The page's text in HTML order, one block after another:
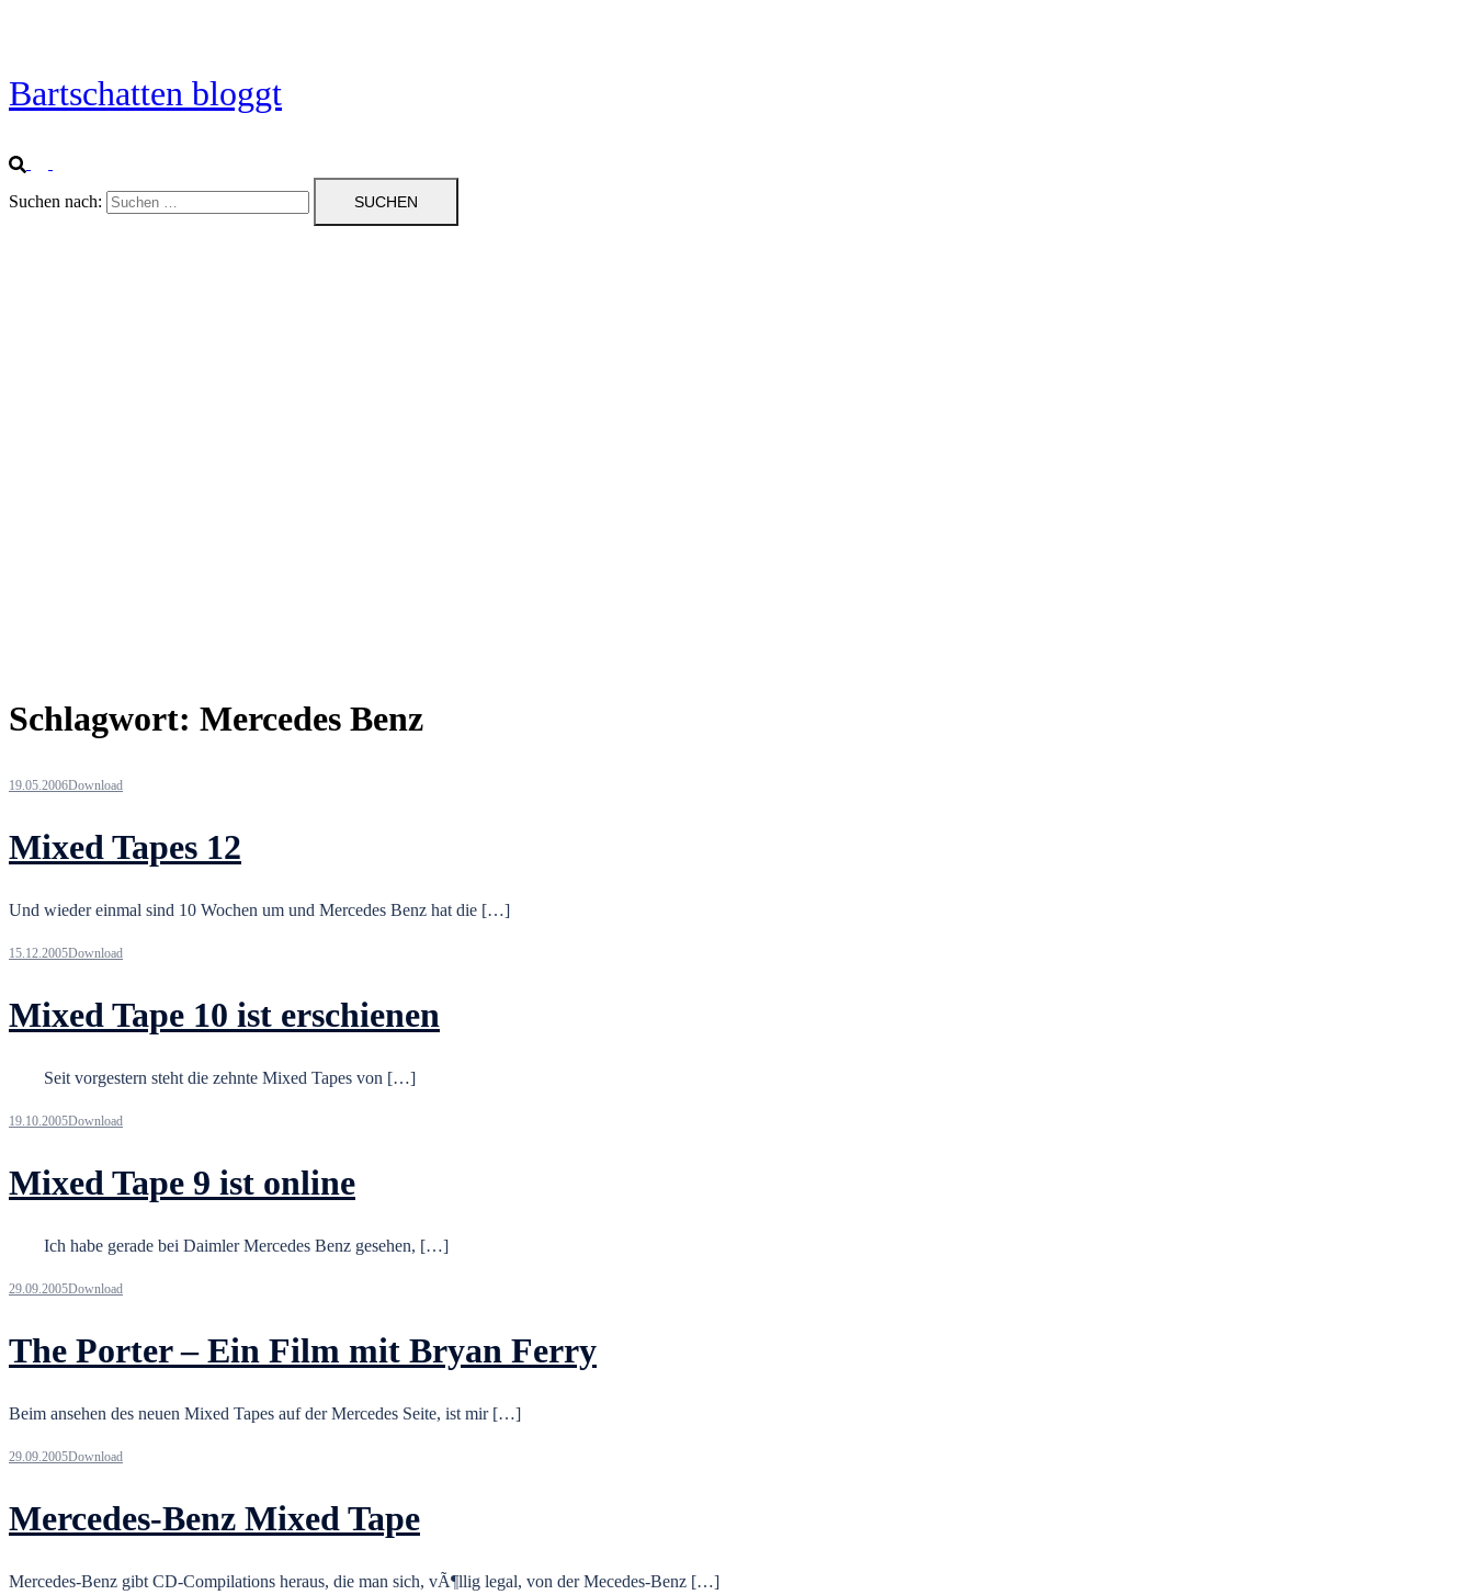
Bartschatten bloggt
Suchen nach:
Schlagwort: Mercedes Benz
19.05.2006Download
Mixed Tapes 12
Und wieder einmal sind 10 Wochen um und Mercedes Benz hat die […]
15.12.2005Download
Mixed Tape 10 ist erschienen
Seit vorgestern steht die zehnte Mixed Tapes von […]
19.10.2005Download
Mixed Tape 9 ist online
Ich habe gerade bei Daimler Mercedes Benz gesehen, […]
29.09.2005Download
The Porter – Ein Film mit Bryan Ferry
Beim ansehen des neuen Mixed Tapes auf der Mercedes Seite, ist mir […]
29.09.2005Download
Mercedes-Benz Mixed Tape
Mercedes-Benz gibt CD-Compilations heraus, die man sich, vÃ¶llig legal, von der Mecedes-Benz […]